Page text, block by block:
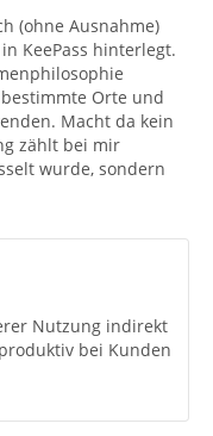
(ohne Ausnahme)
KeePass hinterlegt.
Orte und
Macht da kein
zählt bei mir
wurde, sondern
Nutzung indirekt
bei Kunden